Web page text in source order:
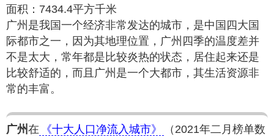
面积：7434.4平方千米
广州是我国一个经济非常发达的城市，是中国四大国
际都市之一，因为其地理位置，广州四季的温度差并
不是太大，常年都是比较炎热的状态，居住起来还是
比较舒适的，而且广州是一个大都市，其生活资源非
常的丰富。
广州在 《十大人口净流入城市》
（2021年二月榜单数